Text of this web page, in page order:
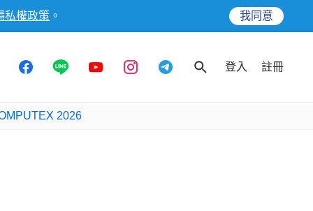
私權政策 。 我同意
登入 註冊
2026